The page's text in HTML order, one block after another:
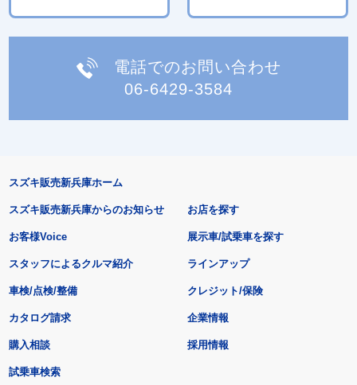
電話でのお問い合わせ
06-6429-3584
スズキ販売新兵庫ホーム
スズキ販売新兵庫からのお知らせ
お客様Voice
スタッフによるクルマ紹介
お店を探す
展示車/試乗車を探す
ラインアップ
車検/点検/整備 クレジット/保険
カタログ請求
購入相談
試乗車検索
企業情報
採用情報